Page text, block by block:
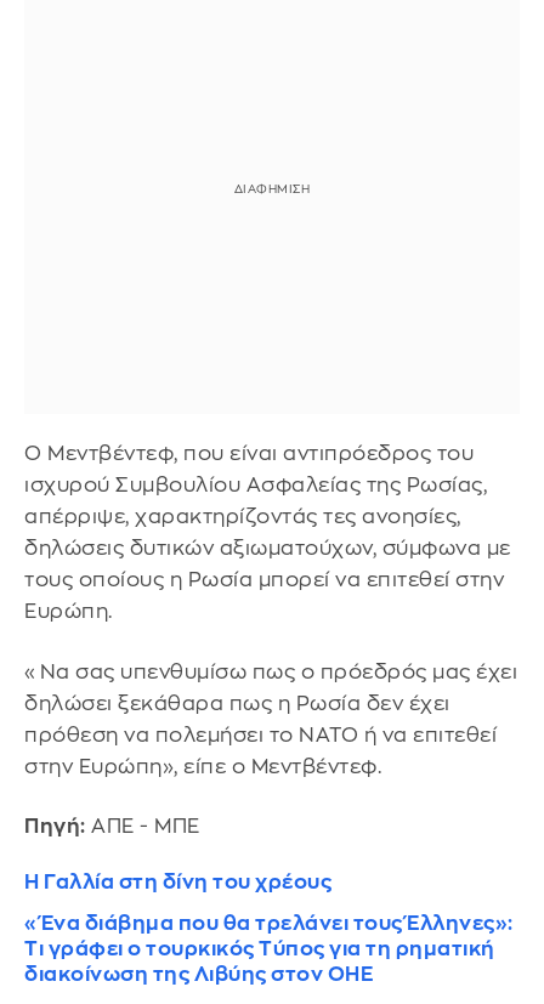
Ο Μεντβέντεφ, που είναι αντιπρόεδρος του
ισχυρού Συμβουλίου Ασφαλείας της Ρωσίας,
απέρριψε, χαρακτηρίζοντάς τες ανοησίες,
δηλώσεις δυτικών αξιωματούχων, σύμφωνα με
τους οποίους η Ρωσία μπορεί να επιτεθεί στην
Ευρώπη.
«Να σας υπενθυμίσω πως ο πρόεδρός μας έχει
δηλώσει ξεκάθαρα πως η Ρωσία δεν έχει
πρόθεση να πολεμήσει το ΝΑΤΟ ή να επιτεθεί
στην Ευρώπη», είπε ο Μεντβέντεφ.
Πηγή: ΑΠΕ - ΜΠΕ
H Γαλλία στη δίνη του χρέους
«Ένα διάβημα που θα τρελάνει τους Έλληνες»:
Τι γράφει ο τουρκικός Τύπος για τη ρηματική
διακοίνωση της Λιβύης στον ΟΗΕ